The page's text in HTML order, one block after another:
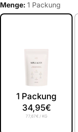
Menge: 1 Packung
1 Packung
34,95€
77,67€/ KG